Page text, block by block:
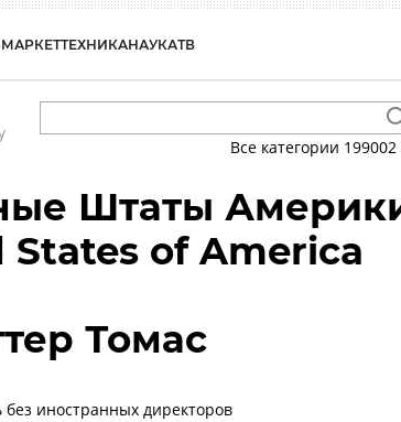
МАРКЕТТЕХНИКАНАУКАТВ
Все категории 199002
Штаты
States of America
Томас
иностранных директоров